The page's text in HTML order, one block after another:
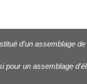
d'un assemblage
pour un assemblage